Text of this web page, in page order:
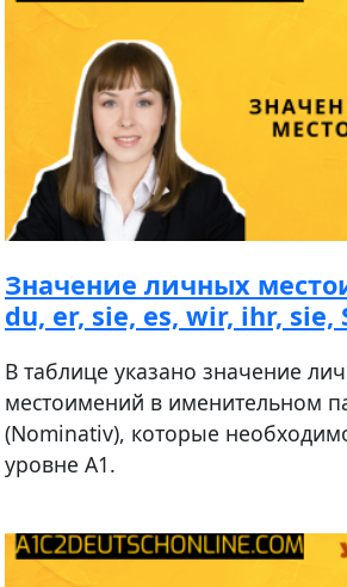
Значение личных
du, er, sie, es, wir, ihr, sie,
В таблице указано значение
местоимений в именительном
(Nominativ), которые
уровне А1.